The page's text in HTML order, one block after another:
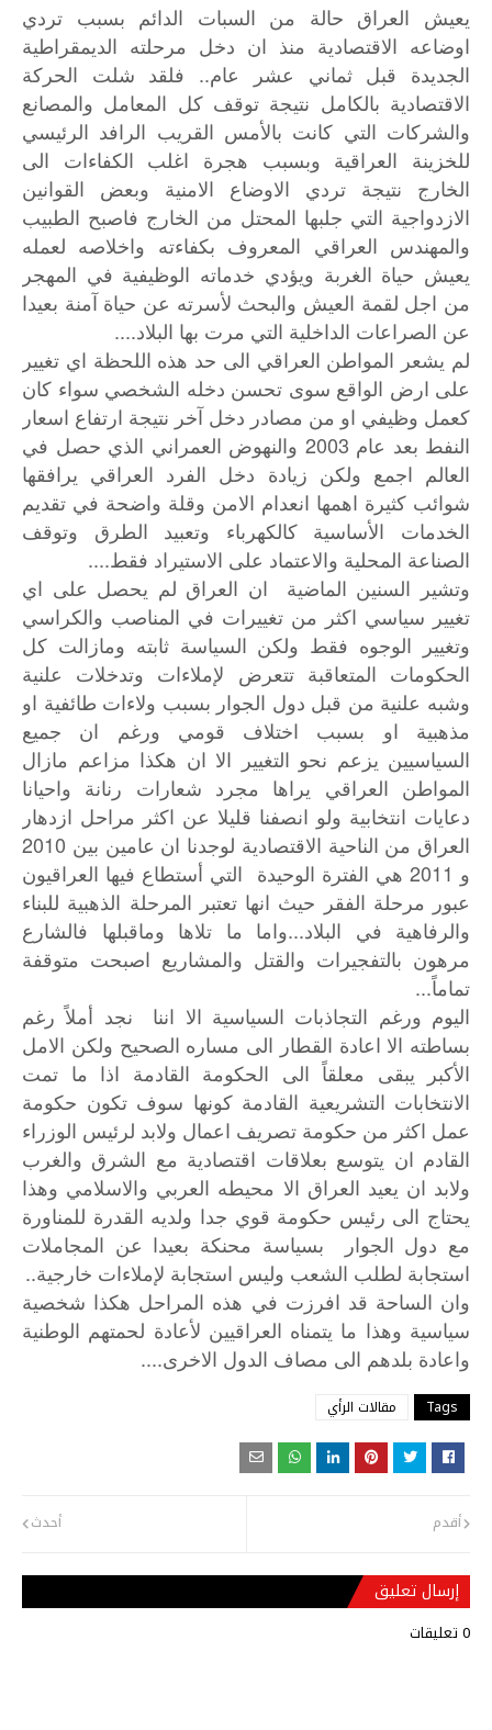
يعيش العراق حالة من السبات الدائم بسبب تردي
اوضاعه الاقتصادية منذ ان دخل مرحلته الديمقراطية
الجديدة قبل ثماني عشر عام.. فلقد شلت الحركة
الاقتصادية بالكامل نتيجة توقف كل المعامل والمصانع
والشركات التي كانت بالأمس القريب الرافد الرئيسي
للخزينة العراقية وبسبب هجرة اغلب الكفاءات الى
الخارج نتيجة تردي الاوضاع الامنية وبعض القوانين
الازدواجية التي جلبها المحتل من الخارج فاصبح الطبيب
والمهندس العراقي المعروف بكفاءته واخلاصه لعمله
يعيش حياة الغربة ويؤدي خدماته الوظيفية في المهجر
من اجل لقمة العيش والبحث لأسرته عن حياة آمنة بعيدا
عن الصراعات الداخلية التي مرت بها البلاد....
لم يشعر المواطن العراقي الى حد هذه اللحظة اي تغيير
على ارض الواقع سوى تحسن دخله الشخصي سواء كان
كعمل وظيفي او من مصادر دخل آخر نتيجة ارتفاع اسعار
النفط بعد عام 2003 والنهوض العمراني الذي حصل في
العالم اجمع ولكن زيادة دخل الفرد العراقي يرافقها
شوائب كثيرة اهمها انعدام الامن وقلة واضحة في تقديم
الخدمات الأساسية كالكهرباء وتعبيد الطرق وتوقف
الصناعة المحلية والاعتماد على الاستيراد فقط....
وتشير السنين الماضية ان العراق لم يحصل على اي
تغيير سياسي اكثر من تغييرات في المناصب والكراسي
وتغيير الوجوه فقط ولكن السياسة ثابته ومازالت كل
الحكومات المتعاقبة تتعرض لإملاءات وتدخلات علنية
وشبه علنية من قبل دول الجوار بسبب ولاءات طائفية او
مذهبية او بسبب اختلاف قومي ورغم ان جميع
السياسيين يزعم نحو التغيير الا ان هكذا مزاعم مازال
المواطن العراقي يراها مجرد شعارات رنانة واحيانا
دعايات انتخابية ولو انصفنا قليلا عن اكثر مراحل ازدهار
العراق من الناحية الاقتصادية لوجدنا ان عامين بين 2010
و 2011 هي الفترة الوحيدة التي أستطاع فيها العراقيون
عبور مرحلة الفقر حيث انها تعتبر المرحلة الذهبية للبناء
والرفاهية في البلاد...واما ما تلاها وماقبلها فالشارع
مرهون بالتفجيرات والقتل والمشاريع اصبحت متوقفة
تماماً...
اليوم ورغم التجاذبات السياسية الا اننا نجد أملاً رغم
بساطته الا اعادة القطار الى مساره الصحيح ولكن الامل
الأكبر يبقى معلقاً الى الحكومة القادمة اذا ما تمت
الانتخابات التشريعية القادمة كونها سوف تكون حكومة
عمل اكثر من حكومة تصريف اعمال ولابد لرئيس الوزراء
القادم ان يتوسع بعلاقات اقتصادية مع الشرق والغرب
ولابد ان يعيد العراق الا محيطه العربي والاسلامي وهذا
يحتاج الى رئيس حكومة قوي جدا ولديه القدرة للمناورة
مع دول الجوار بسياسة محنكة بعيدا عن المجاملات
استجابة لطلب الشعب وليس استجابة لإملاءات خارجية..
وان الساحة قد افرزت في هذه المراحل هكذا شخصية
سياسية وهذا ما يتمناه العراقيين لأعادة لحمتهم الوطنية
واعادة بلدهم الى مصاف الدول الاخرى....
Tags مقالات الرأي
أحدث أقدم
إرسال تعليق
0 تعليقات